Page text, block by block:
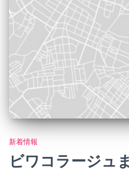
新着情報
ビワコラージュ